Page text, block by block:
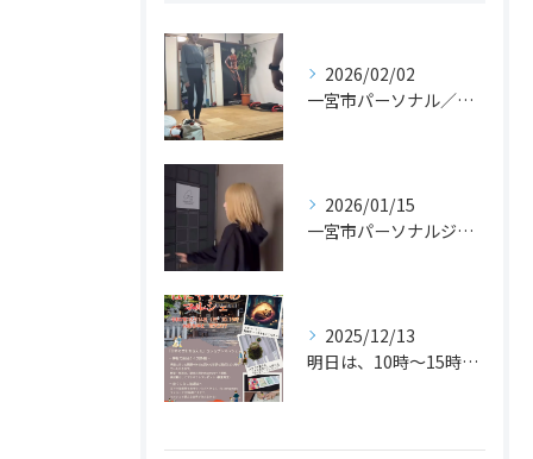
2026/02/02
一宮市パーソナル／カイロのジムでヨガレッスンがスタート！？
2026/01/15
一宮市パーソナルジム体験
2025/12/13
明日は、10時〜15時まで「はにやすひめマルシェ」に運動体験...